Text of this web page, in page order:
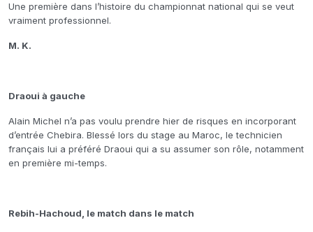
Une première dans l’histoire du championnat national qui se veut
vraiment professionnel.
M. K.
Draoui à gauche
Alain Michel n’a pas voulu prendre hier de risques en incorporant
d’entrée Chebira. Blessé lors du stage au Maroc, le technicien
français lui a préféré Draoui qui a su assumer son rôle, notamment
en première mi-temps.
Rebih-Hachoud, le match dans le match